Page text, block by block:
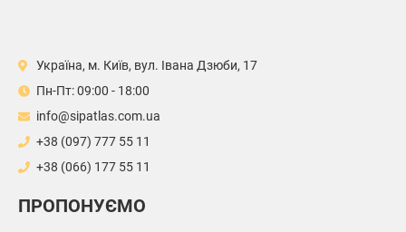
Україна, м. Київ, вул. Івана Дзюби, 17
Пн-Пт: 09:00 - 18:00
info@sipatlas.com.ua
+38 (097) 777 55 11
+38 (066) 177 55 11
ПРОПОНУЄМО